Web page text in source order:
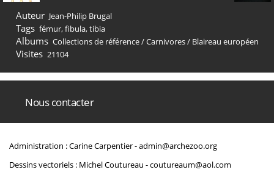
Auteur Jean-Philip Brugal
Tags fémur,fibula,tibia
Albums Collections de référence/Carnivores/ Blaireau européen
Visites 21104
Nous contacter
Administration : Carine Carpentier -admin@archezoo.org
Dessins vectoriels : Michel Coutureau -coutureaum@aol.com